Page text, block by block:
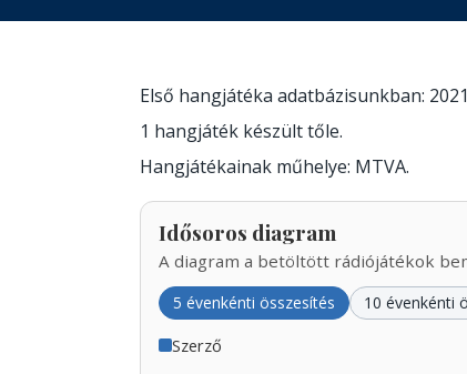
Első hangjátéka adatbázisunkban:
1 hangjáték készült tőle.
Hangjátékainak műhelye: MTVA.
Idősoros diagram
A diagram a betöltött rádiójátékok
5 évenkénti összesítés 10 évenkénti
Szerző